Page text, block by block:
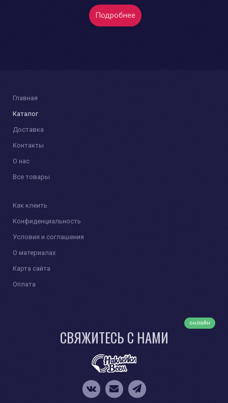
Подробнее
Главная
Каталог
Доставка
Контакты
О нас
Все товары
Как клеить
Конфиденциальность
Условия и соглашения
О материалах
Карта сайта
Оплата
онлайн
СВЯЖИТЕСЬ С НАМИ